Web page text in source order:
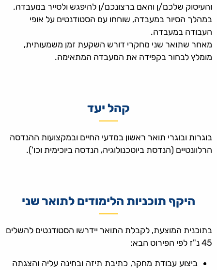
והעיסוק שלכם/ן והאם ברצונכם/ן להיפגש ולסייר במעבדה.
במהלך הסיור במעבדה, שוחחו עם הסטודנטים על אופי
העבודה במעבדה.
מאחר שתואר שני מחקרי דורש השקעת זמן משמעותית,
מומלץ לבחור בקפידה את המעבדה המתאימה.
קהל יעד
בוגרות ובוגרי תואר ראשון במדעי החיים ובמקצועות ההנדסה
הרלוונטיים (הנדסת ביוטכנולוגיה, הנדסה ביוכימית וכו').
היקף תוכניות הלימודים לתואר שני
בתוכנית המוצעת, לקבלת התואר יידרשו הסטודנטים להשלים
45 נ"ז לפי הפירוט הבא:
ביצוע עבודת מחקר, כתיבת תיזה ובחינה עליה והצגתה